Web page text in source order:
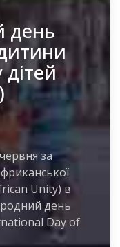
день
за
Unity) в
день
Day of